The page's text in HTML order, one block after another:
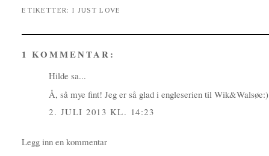
ETIKETTER: I JUST LOVE
1 KOMMENTAR:
Hilde sa...
Å, så mye fint! Jeg er så glad i engleserien til Wik&Walsøe:)
2. JULI 2013 KL. 14:23
Legg inn en kommentar